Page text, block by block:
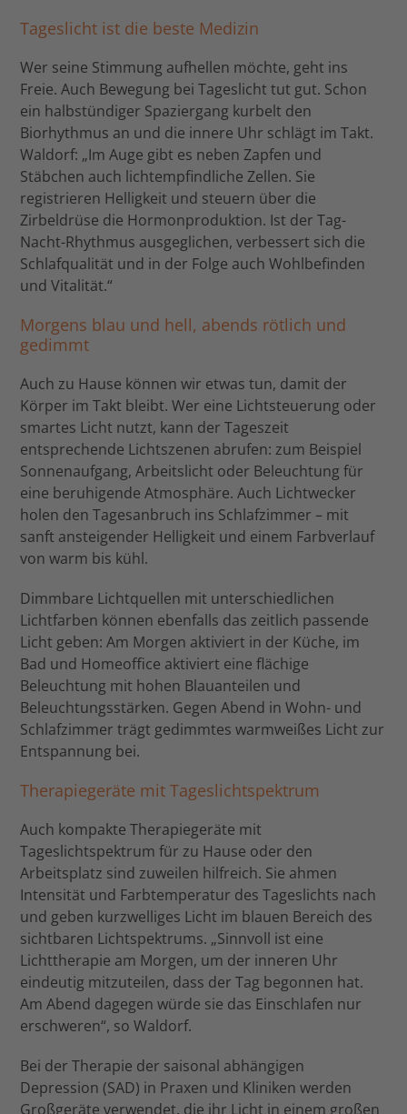
Tageslicht ist die beste Medizin
Wer seine Stimmung aufhellen möchte, geht ins
Freie. Auch Bewegung bei Tageslicht tut gut. Schon
ein halbstündiger Spaziergang kurbelt den
Biorhythmus an und die innere Uhr schlägt im Takt.
Waldorf: „Im Auge gibt es neben Zapfen und
Stäbchen auch lichtempfindliche Zellen. Sie
registrieren Helligkeit und steuern über die
Zirbeldrüse die Hormonproduktion. Ist der Tag-
Nacht-Rhythmus ausgeglichen, verbessert sich die
Schlafqualität und in der Folge auch Wohlbefinden
und Vitalität.“
Morgens blau und hell, abends rötlich und
gedimmt
Auch zu Hause können wir etwas tun, damit der
Körper im Takt bleibt. Wer eine Lichtsteuerung oder
smartes Licht nutzt, kann der Tageszeit
entsprechende Lichtszenen abrufen: zum Beispiel
Sonnenaufgang, Arbeitslicht oder Beleuchtung für
eine beruhigende Atmosphäre. Auch Lichtwecker
holen den Tagesanbruch ins Schlafzimmer – mit
sanft ansteigender Helligkeit und einem Farbverlauf
von warm bis kühl.
Dimmbare Lichtquellen mit unterschiedlichen
Lichtfarben können ebenfalls das zeitlich passende
Licht geben: Am Morgen aktiviert in der Küche, im
Bad und Homeoffice aktiviert eine flächige
Beleuchtung mit hohen Blauanteilen und
Beleuchtungsstärken. Gegen Abend in Wohn- und
Schlafzimmer trägt gedimmtes warmweißes Licht zur
Entspannung bei.
Therapiegeräte mit Tageslichtspektrum
Auch kompakte Therapiegeräte mit
Tageslichtspektrum für zu Hause oder den
Arbeitsplatz sind zuweilen hilfreich. Sie ahmen
Intensität und Farbtemperatur des Tageslichts nach
und geben kurzwelliges Licht im blauen Bereich des
sichtbaren Lichtspektrums. „Sinnvoll ist eine
Lichttherapie am Morgen, um der inneren Uhr
eindeutig mitzuteilen, dass der Tag begonnen hat.
Am Abend dagegen würde sie das Einschlafen nur
erschweren“, so Waldorf.
Bei der Therapie der saisonal abhängigen
Depression (SAD) in Praxen und Kliniken werden
Großgeräte verwendet, die ihr Licht in einem großen